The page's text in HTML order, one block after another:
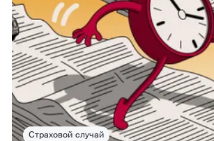
Страховой случай